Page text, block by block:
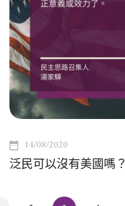
14/08/2020
泛民可以沒有美國嗎？